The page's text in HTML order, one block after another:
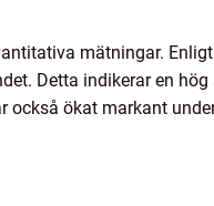
mätningar.
Detta indikerar en
också ökat markant